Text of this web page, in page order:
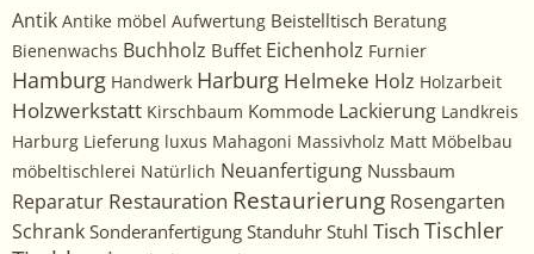
Antik Antike möbel Aufwertung Beistelltisch Beratung
Bienenwachs Buchholz Buffet Eichenholz Furnier
Hamburg Handwerk Harburg Helmeke Holz Holzarbeit
Holzwerkstatt Kirschbaum Kommode Lackierung Landkreis
Harburg Lieferung luxus Mahagoni Massivholz Matt Möbelbau
möbeltischlerei Natürlich Neuanfertigung Nussbaum
Reparatur Restauration Restaurierung Rosengarten
Schrank Sonderanfertigung Standuhr Stuhl Tisch Tischler